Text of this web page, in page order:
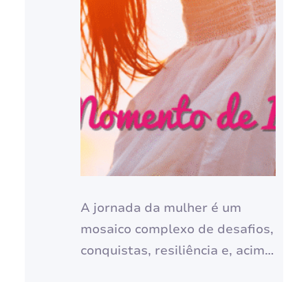
A jornada da mulher é um
mosaico complexo de desafios,
conquistas, resiliência e, acima